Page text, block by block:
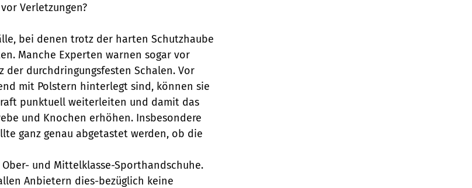
Verletzungen?
bei denen trotz der harten Schutzhaube
Manche Experten warnen sogar vor
der durchdringungsfesten Schalen. Vor
mit Polstern hinterlegt sind, können sie
punktuell weiterleiten und damit das
und Knochen erhöhen. Insbesondere
ganz genau abgetastet werden, ob die
und Mittelklasse-Sporthandschuhe.
Anbietern dies-bezüglich keine